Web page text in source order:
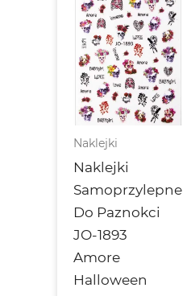
Naklejki
Naklejki
Samoprzylepne
Do Paznokci
JO-1893
Amore
Halloween